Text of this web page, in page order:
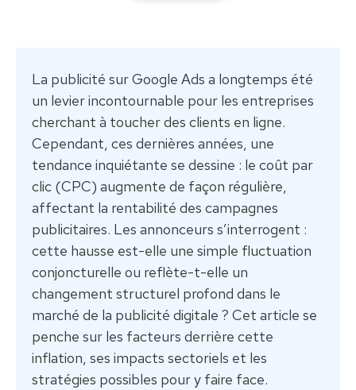
La publicité sur Google Ads a longtemps été
un levier incontournable pour les entreprises
cherchant à toucher des clients en ligne.
Cependant, ces dernières années, une
tendance inquiétante se dessine : le coût par
clic (CPC) augmente de façon régulière,
affectant la rentabilité des campagnes
publicitaires. Les annonceurs s’interrogent :
cette hausse est-elle une simple fluctuation
conjoncturelle ou reflète-t-elle un
changement structurel profond dans le
marché de la publicité digitale ? Cet article se
penche sur les facteurs derrière cette
inflation, ses impacts sectoriels et les
stratégies possibles pour y faire face.